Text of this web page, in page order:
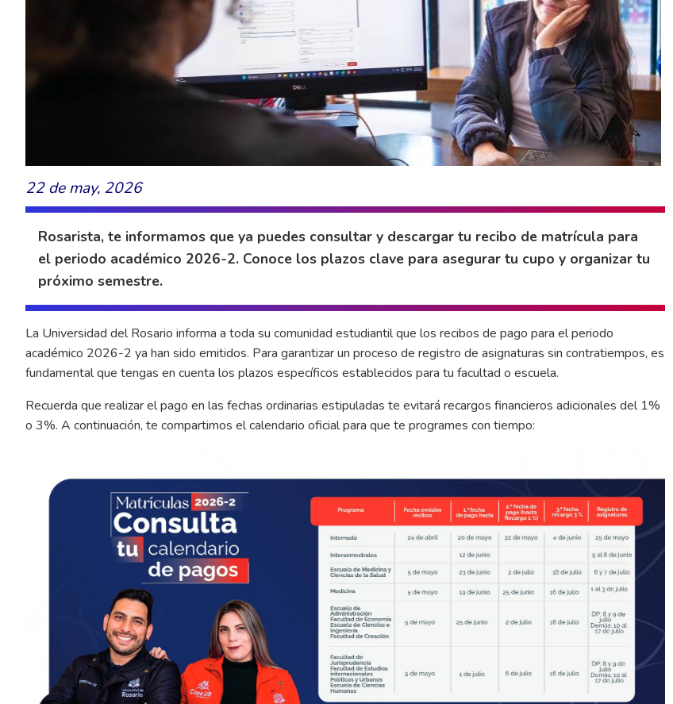
22 de may, 2026
Rosarista, te informamos que ya puedes consultar y descargar tu recibo de matrícula para
el periodo académico 2026-2. Conoce los plazos clave para asegurar tu cupo y organizar tu
próximo semestre.
La Universidad del Rosario informa a toda su comunidad estudiantil que los recibos de pago para el periodo
académico 2026-2 ya han sido emitidos. Para garantizar un proceso de registro de asignaturas sin contratiempos, es
fundamental que tengas en cuenta los plazos específicos establecidos para tu facultad o escuela.
Recuerda que realizar el pago en las fechas ordinarias estipuladas te evitará recargos financieros adicionales del 1%
o 3%. A continuación, te compartimos el calendario oficial para que te programes con tiempo: